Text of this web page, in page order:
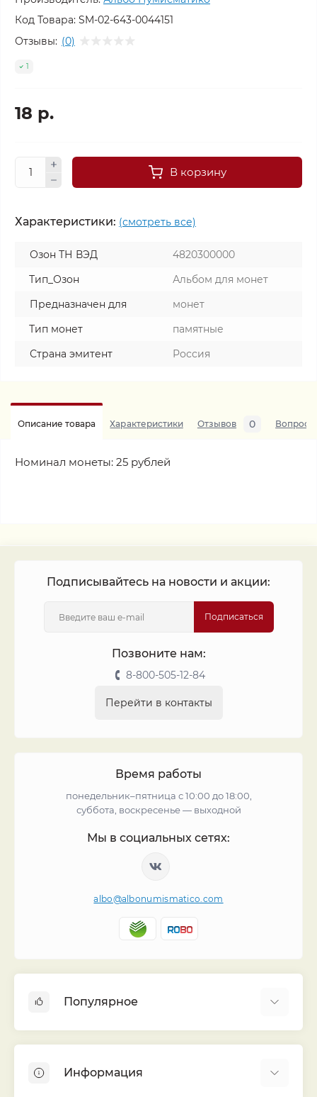
Код Товара: SM-02-643-0044151
Отзывы: (0)
1
18 р.
В корзину
Характеристики: (смотреть все)
Озон ТН ВЭД
4820300000
Тип_Озон
Альбом для монет
Предназначен для
монет
Тип монет
памятные
Страна эмитент
Россия
Описание товара Характеристики Отзывов 0 Вопросы
Номинал монеты: 25 рублей
Подписывайтесь на новости и акции:
Подписаться
Позвоните нам:
8-800-505-12-84
Перейти в контакты
Время работы
понедельник–пятница с 10:00 до 18:00,
суббота, воскресенье — выходной
Мы в социальных сетях:
albo@albonumismatico.com
Популярное
Монеты
Информация